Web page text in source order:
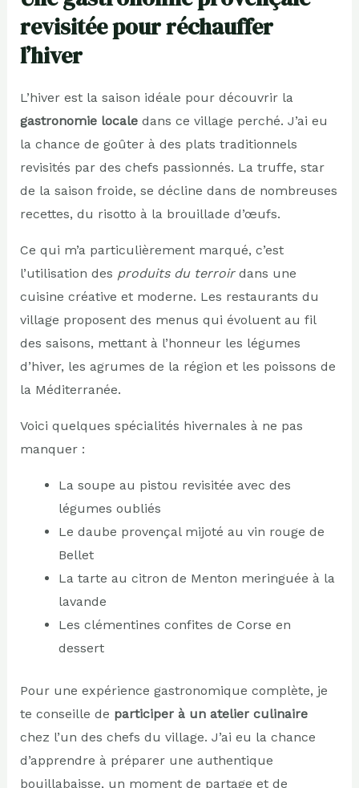
revisitée pour réchauffer
l’hiver
L’hiver est la saison idéale pour découvrir la
gastronomie localedans ce village perché. J’ai eu
la chance de goûter à des plats traditionnels
revisités par des chefs passionnés. La truffe, star
de la saison froide, se décline dans de nombreuses
recettes, du risotto à la brouillade d’œufs.
Ce qui m’a particulièrement marqué, c’est
l’utilisation des produits du terroirdans une
cuisine créative et moderne. Les restaurants du
village proposent des menus qui évoluent au fil
des saisons, mettant à l’honneur les légumes
d’hiver, les agrumes de la région et les poissons de
la Méditerranée.
Voici quelques spécialités hivernales à ne pas
manquer :
La soupe au pistou revisitée avec des
légumes oubliés
Le daube provençal mijoté au vin rouge de
Bellet
La tarte au citron de Menton meringuée à la
lavande
Les clémentines confites de Corse en
dessert
Pour une expérience gastronomique complète, je
te conseille de participer à un atelier culinaire
chez l’un des chefs du village. J’ai eu la chance
d’apprendre à préparer une authentique
bouillabaisse, un moment de partage et de